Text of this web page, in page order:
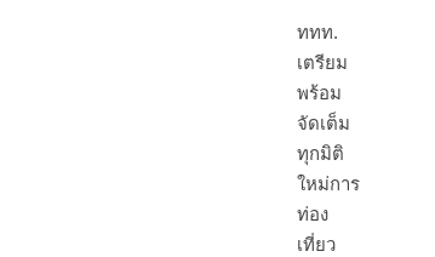
เตรียม
พร้อม
จัดเต็ม
ทุกมิติ
ใหม่การ
ท่อง
เที่ยว
ผ่านงาน